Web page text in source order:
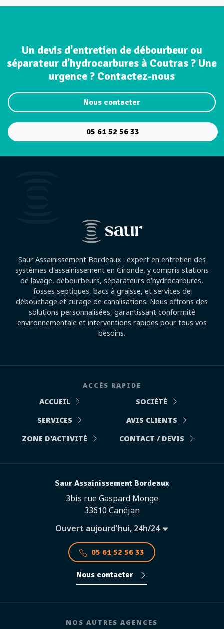
Un devis d'entretien de débourbeur ou
séparateur d’hydrocarbures à Coutras ? Une
urgence ? Contactez-nous
Nous contacter
05 61 52 56 33
Saur Assainissement Bordeaux : expert en entretien des
systèmes d'assainissement en Gironde, y compris stations
de lavage, débourbeurs, séparateurs d’hydrocarbures,
fosses septiques, bacs à graisse, et services de
débouchage et curage de canalisations. Nous offrons des
solutions personnalisées, garantissant conformité
environnementale et interventions rapides pour tous vos
besoins.
ACCÈS RAPIDE
ACCUEIL
SOCIÉTÉ
SERVICES
AVIS CLIENTS
ZONE D'ACTIVITÉ
CONTACT / DEVIS
Saur Assainissement Bordeaux
3bis rue Gaspard Monge
33610 Canéjan
Ouvert aujourd'hui, 24h/24
05 61 52 56 33
Nous contacter
NOS AUTRES AGENCES